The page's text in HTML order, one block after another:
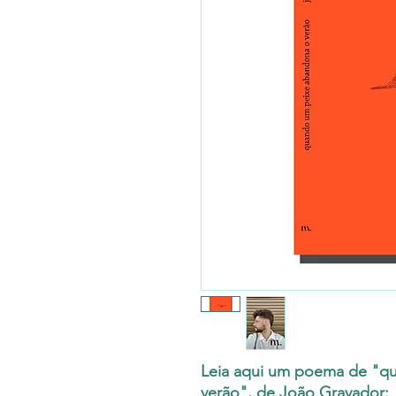
Leia aqui um poema de